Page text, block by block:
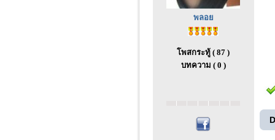
พลอย
โพสกระทู้ ( 87 )
บทความ ( 0 )